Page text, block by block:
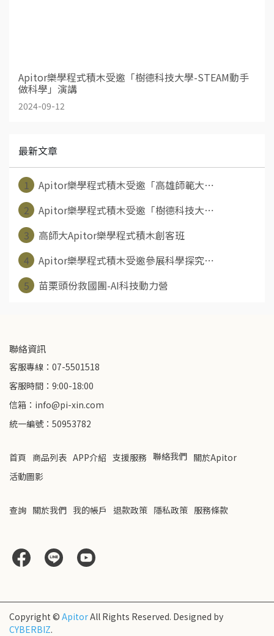
Apitor樂學程式積木受邀「樹德科技大學-STEAM動手
做科學」演講
2024-09-12
最新文章
1
Apitor樂學程式積木受邀「高雄師範大⋯
2
Apitor樂學程式積木受邀「樹德科技大⋯
3
高師大Apitor樂學程式積木創客班
4
Apitor樂學程式積木受邀參展科學探究⋯
5
苗栗頭份救國團-AI科技動力營
聯絡資訊
客服專線：07-5501518
客服時間：9:00-18:00
信箱：info@pi-xin.com
統一編號：50953782
首頁 商品列表 APP介紹 支援服務 聯絡我們 關於Apitor
活動圖影
查詢 關於我們 我的帳戶 退款政策 隱私政策 服務條款
Copyright © ApitorAll Rights Reserved. Designed by
CYBERBIZ.